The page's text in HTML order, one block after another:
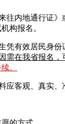
内地通行证
构报名。
凭有效居民身
需在我省报名
。
客观、真实、